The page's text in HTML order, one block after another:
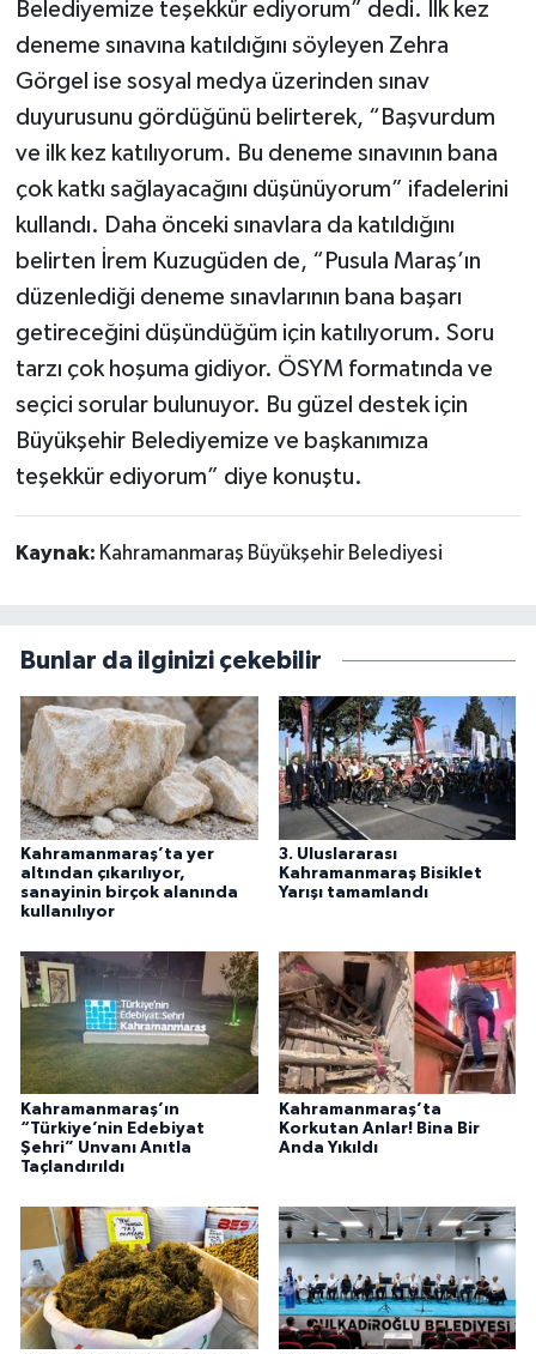
Belediyemize teşekkür ediyorum” dedi. İlk kez
deneme sınavına katıldığını söyleyen Zehra
Görgel ise sosyal medya üzerinden sınav
duyurusunu gördüğünü belirterek, “Başvurdum
ve ilk kez katılıyorum. Bu deneme sınavının bana
çok katkı sağlayacağını düşünüyorum” ifadelerini
kullandı. Daha önceki sınavlara da katıldığını
belirten İrem Kuzugüden de, “Pusula Maraş’ın
düzenlediği deneme sınavlarının bana başarı
getireceğini düşündüğüm için katılıyorum. Soru
tarzı çok hoşuma gidiyor. ÖSYM formatında ve
seçici sorular bulunuyor. Bu güzel destek için
Büyükşehir Belediyemize ve başkanımıza
teşekkür ediyorum” diye konuştu.
Kaynak: Kahramanmaraş Büyükşehir Belediyesi
Bunlar da ilginizi çekebilir
Kahramanmaraş’ta yer
altından çıkarılıyor,
sanayinin birçok alanında
kullanılıyor
3. Uluslararası
Kahramanmaraş Bisiklet
Yarışı tamamlandı
Kahramanmaraş’ın
“Türkiye’nin Edebiyat
Şehri” Unvanı Anıtla
Taçlandırıldı
Kahramanmaraş’ta
Korkutan Anlar! Bina Bir
Anda Yıkıldı